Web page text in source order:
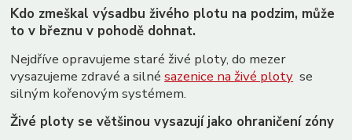
druhy ruzi
gentiana hořec
Kdo zmeškal výsadbu živého plotu na podzim, může
to v březnu v pohodě dohnat.
Nejdříve opravujeme staré živé ploty, do mezer
vysazujeme zdravé a silnésazenice na živé ploty se
silným kořenovým systémem.
Živé ploty se většinou vysazují jako ohraničení zóny